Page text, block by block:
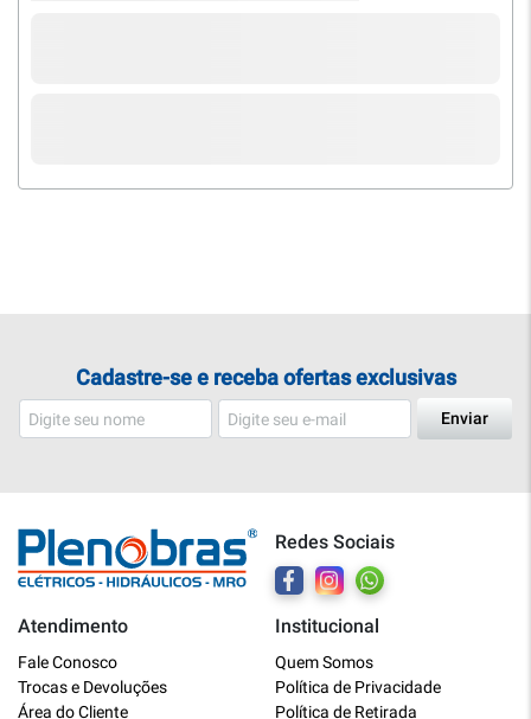
Cadastre-se e receba ofertas exclusivas
Enviar
Redes Sociais
Atendimento
Fale Conosco
Trocas e Devoluções
Área do Cliente
Institucional
Quem Somos
Política de Privacidade
Política de Retirada
Online